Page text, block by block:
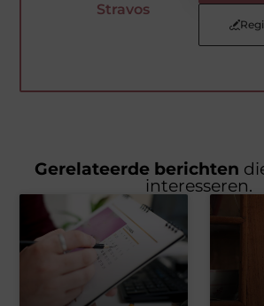
Stravos
Gerelateerde berichten
interesseren.